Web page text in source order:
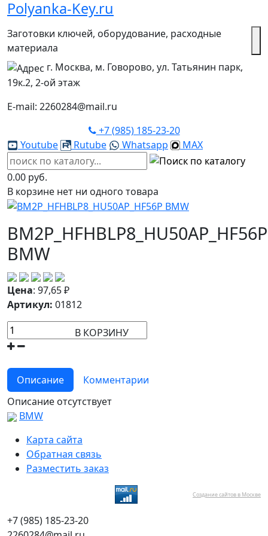
Polyanka-Key.ru
Заготовки ключей, оборудование, расходные
материала
г. Москва, м. Говорово, ул. Татьянин парк,
19к.2, 2-ой этаж
E-mail: 2260284@mail.ru
+7 (985) 185-23-20
Youtube
Rutube Whatsapp MAX
0.00 руб.
В корзине нет ни одного товара
BM2P_HFHBLP8_HU50AP_HF56P
BMW
Цена: 97,65₽
Артикул: 01812
В КОРЗИНУ
Описание
Комментарии
Описание отсутствует
BMW
Карта сайта
Обратная связь
Разместить заказ
Создание сайтов в Москве
+7 (985) 185-23-20